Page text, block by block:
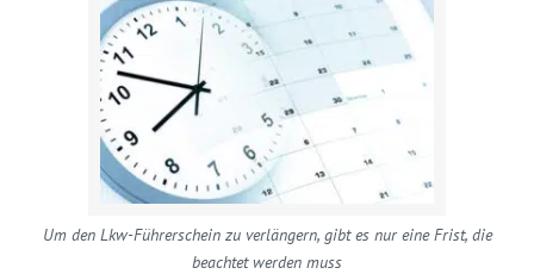
Um den Lkw-Führerschein zu verlängern, gibt es nur eine Frist, die
beachtet werden muss